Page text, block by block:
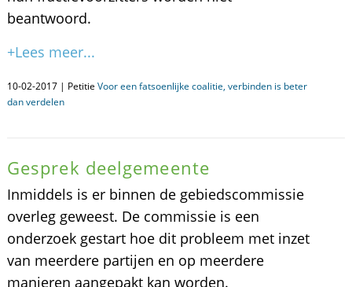
beantwoord.
+Lees meer...
10-02-2017 | Petitie Voor een fatsoenlijke coalitie, verbinden is beter
dan verdelen
Gesprek deelgemeente
Inmiddels is er binnen de gebiedscommissie
overleg geweest. De commissie is een
onderzoek gestart hoe dit probleem met inzet
van meerdere partijen en op meerdere
manieren aangepakt kan worden.